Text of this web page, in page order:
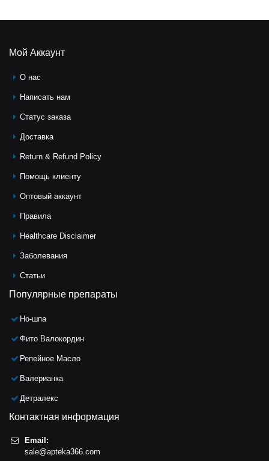
Мой Аккаунт
О нас
Написать нам
Статус заказа
Доставка
Return & Refund Policy
Помощь клиeнту
Оптовый аккаунт
Правила
Healthcare Disclaimer
Заболевания
Статьи
Популярные препараты
Но-шпа
Фито Валокордин
Репейное Масло
Валерианка
Детралекс
Контактная информация
Email:
sale@apteka366.com